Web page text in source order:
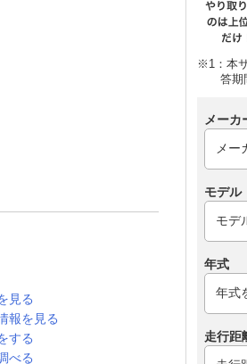
見る
報を見る
する
べる
※1：本
答期
メーカ
モデル
年式
走行距